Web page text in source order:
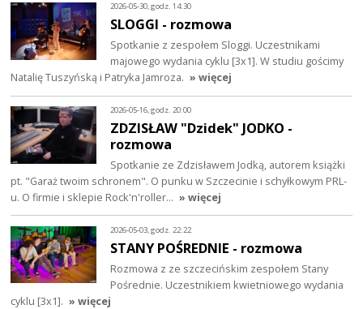
2026-05-30, godz. 14:30
SLOGGI - rozmowa
Spotkanie z zespołem Sloggi. Uczestnikami
majowego wydania cyklu [3x1]. W studiu gościmy
Natalię Tuszyńską i Patryka Jamroza. » więcej
2026-05-16, godz. 20:00
ZDZISŁAW "Dzidek" JODKO -
rozmowa
Spotkanie ze Zdzisławem Jodką, autorem książki
pt. "Garaż twoim schronem". O punku w Szczecinie i schyłkowym PRL-
u. O firmie i sklepie Rock'n'roller… » więcej
2026-05-03, godz. 22:22
STANY POŚREDNIE - rozmowa
Rozmowa z ze szczecińskim zespołem Stany
Pośrednie. Uczestnikiem kwietniowego wydania
cyklu [3x1]. » więcej